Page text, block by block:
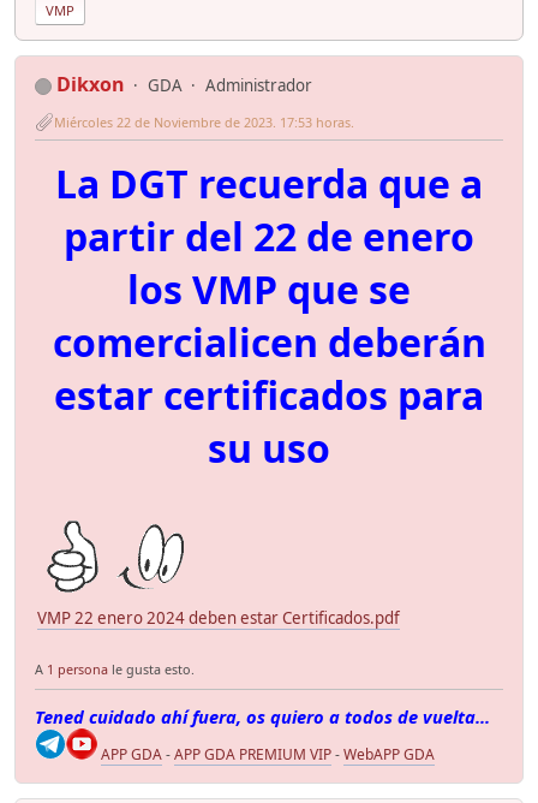
VMP
Dikxon GDA Administrador
Miércoles 22 de Noviembre de 2023. 17:53 horas.
La DGT recuerda que a
partir del 22 de enero
los VMP que se
comercialicen deberán
estar certificados para
su uso
VMP 22 enero 2024 deben estar Certificados.pdf
A 1 persona le gusta esto.
Tened cuidado ahí fuera, os quiero a todos de vuelta...
APP GDA-APP GDA PREMIUM VIP-WebAPP GDA